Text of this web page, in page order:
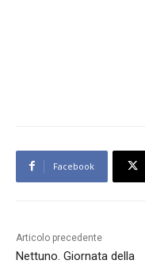
Facebook
Articolo precedente
Nettuno. Giornata della